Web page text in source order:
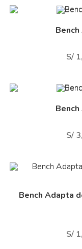
S/
S/
Bench Adapta
S/